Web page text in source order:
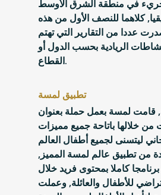
في منطقة الشرق الأوسط
كلاهما للنصف الأول من هذه
عددا من التقارير التي تهتم
الريادية بحسب الدول أو
القطاع.
تطبيق لمسة
قامت لمسة بعمل حملة بعنوان
خلالها باتاحة جميع مميزات
ليتسنى لجميع أطفال العالم
من تطبيق عالم لمسة المميز,
كاملا بمحتوى فريد خلال
للأطفال والعائلة, وعملت